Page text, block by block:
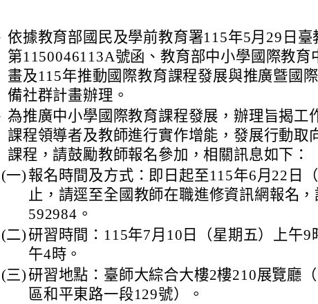
依據教育部國民及學前教育署115年5月29日臺
第1150046113A號函、教育部中小學國際教育
畫及115年推動國際教育課程發展與推廣曁國
備社群計畫辦理。
為推廣中小學國際教育課程發展，辦理旨揭工
課程領導者及教師進行實作增能，發展行動取
課程，請鼓勵教師報名參加，相關訊息如下：
(一) 報名時間及方式：即日起至115年6月22日（
止，請逕至全國教師在職進修資訊網報名
592984。
(二)研習時間：115年7月10日（星期五）上午9
午4時。
(三)研習地點：臺師大綜合大樓2樓210展覽廳
區和平東路一段129號）。